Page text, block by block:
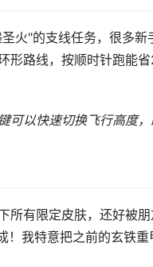
火"的支线任务，很多
形路线，按顺时针跑能
可以快速切换飞行高度
所有限定皮肤，还好被
！我特意把之前的玄铁